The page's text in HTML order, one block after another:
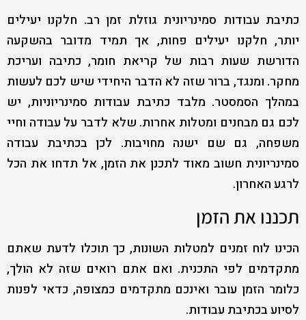
כתיבת עבודות סמינריונית גוזלת זמן רב. חלקנו יעילים
יותר, חלקנו יעילים פחות, אך תמיד מדובר בהשקעה
הדורשת שעות רבות של קריאת חומר, כתיבה ועריכת
מחקר. ומנגד, ברור שזה לא הדבר היחידי שיש לכם לעשות
במהלך הסמסטר. מלבד כתיבת עבודות סמינריוניות, יש
לכם גם מבחנים ומטלות אחרות. שלא לדבר על עבודה וחיי
משפחה, גם שם ישנה מחויבות. לכן בכתיבת עבודה
סמינריונית חשוב מאוד לתכנן את הזמן, אל תדחו את הכל
לרגע האחרון.
תכננו את הזמן
הכינו לוח זמנים למטלות השונות, כך תוכלו לדעת שאתם
מתקדמים לפי התכנית. ואם אתם רואים שזה לא הולך,
כלומר הזמן עובר ואינכם מתקדמים כמצופה, כדאי לפנות
לסיוע בכתיבת עבודות.